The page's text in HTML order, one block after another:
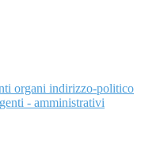
organi indirizzo-politico
- amministrativi